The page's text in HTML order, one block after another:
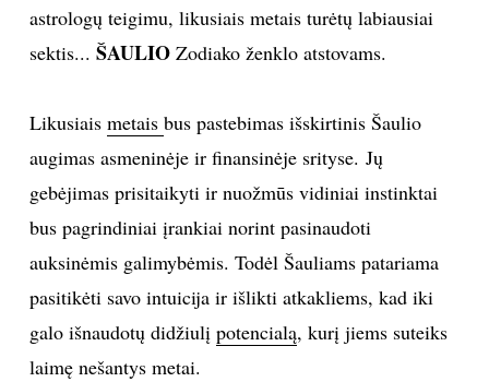
FOTOGRAFIJA
ORAI
ĮDOMYBĖS
ISTORIJA
astrologų teigimu, likusiais metais turėtų labiausiai
sektis... ŠAULIOZodiako ženklo atstovams.
Likusiais metais bus pastebimas išskirtinis Šaulio
augimas asmeninėje ir finansinėje srityse. Jų
gebėjimas prisitaikyti ir nuožmūs vidiniai instinktai
bus pagrindiniai įrankiai norint pasinaudoti
auksinėmis galimybėmis. Todėl Šauliams patariama
pasitikėti savo intuicija ir išlikti atkakliems, kad iki
galo išnaudotų didžiulį potencialą, kurį jiems suteiks
laimę nešantys metai. ​